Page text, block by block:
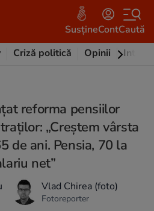
SusțineContCaută
Criză politică Opinii
reforma pensiilor
„Creștem vârsta
de ani. Pensia, 70 la
net”
Vlad Chirea (foto)
Fotoreporter